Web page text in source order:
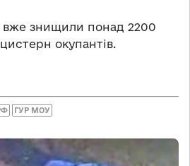
вже знищили понад 2200
окупантів.
ГУР МОУ